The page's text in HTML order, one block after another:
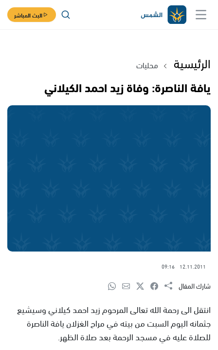
البث المباشر
الرئيسية محليات
يافة الناصرة: وفاة زيد احمد الكيلاني
12.11.2011
09:16
شارك المقال
انتقل الى رحمة الله تعالى المرحوم زيد احمد كيلاني وسيشيع
جثمانه اليوم السبت من بيته في مراح الغزلان يافة الناصرة
للصلاة عليه في مسجد الرحمة بعد صلاة الظهر.